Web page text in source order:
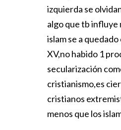
izquierda se
algo que tb influye
islam se a
XV,no habido 1
secularización
cristianismo,es
cristianos
menos que los